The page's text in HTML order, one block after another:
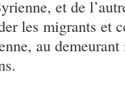
et de
les migrants et
au